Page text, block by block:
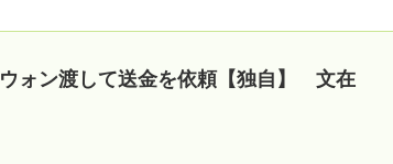
ォン渡して送金を依頼【独自】 文在